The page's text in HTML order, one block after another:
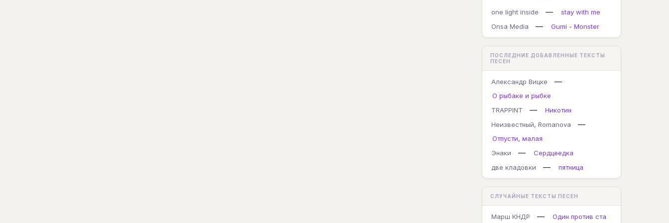
one light inside
—
stay with me
Onsa Media
— Gumi - Monster
ПОСЛЕДНИЕ ДОБАВЛЕННЫЕ ТЕКСТЫ
ПЕСЕН
Александр Вицке —
О рыбаке и рыбке
TRAPPINT
—
Никотин
Неизвестный, Romanova
—
Отпусти, малая
Энаки
—
Сердцеедка
две кладовки
— пятница
СЛУЧАЙНЫЕ ТЕКСТЫ ПЕСЕН
Марш КНДР — Один против ста